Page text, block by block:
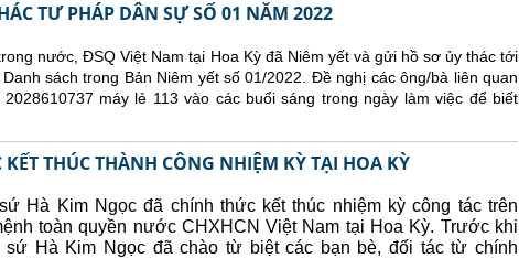
TƯ PHÁP DÂN SỰ SỐ 01 NĂM 2022
nước, ĐSQ Việt Nam tại Hoa Kỳ đã Niêm yết và gửi hồ sơ ủy thác tới
sách trong Bản Niêm yết số 01/2022. Đề nghị các ông/bà liên quan
máy lẻ 113 vào các buổi sáng trong ngày làm việc để biết
THÚC THÀNH CÔNG NHIỆM KỲ TẠI HOA KỲ
Hà Kim Ngọc đã chính thức kết thúc nhiệm kỳ công tác trên
toàn quyền nước CHXHCN Việt Nam tại Hoa Kỳ. Trước khi
sứ Hà Kim Ngọc đã chào từ biệt các bạn bè, đối tác từ chính